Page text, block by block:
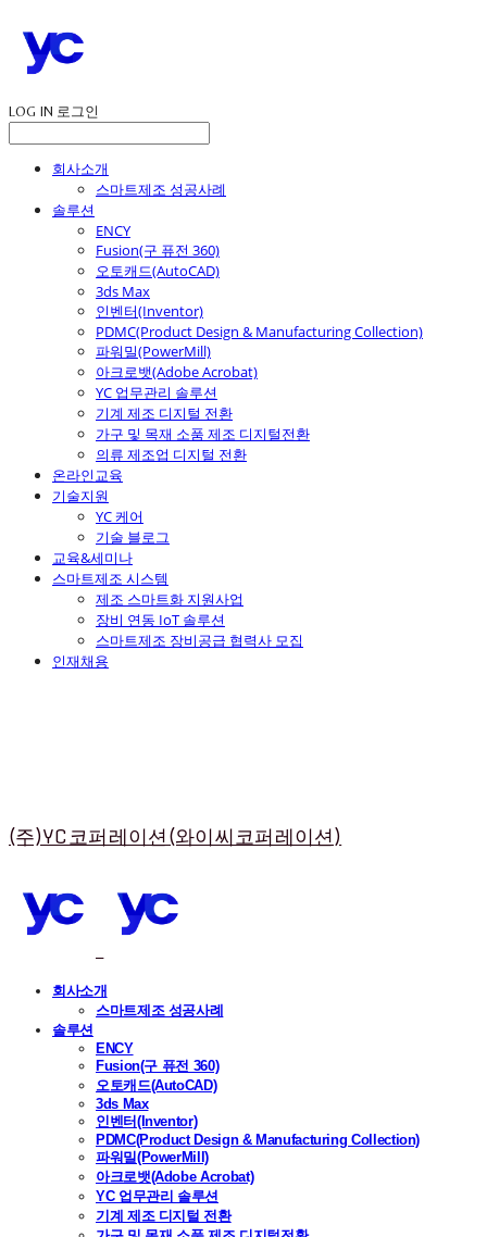
LOG IN 로그인
회사소개
스마트제조 성공사례
솔루션
ENCY
Fusion(구 퓨전 360)
오토캐드(AutoCAD)
3ds Max
인벤터(Inventor)
PDMC(Product Design & Manufacturing Collection)
파워밀(PowerMill)
아크로뱃(Adobe Acrobat)
YC 업무관리 솔루션
기계 제조 디지털 전환
가구 및 목재 소품 제조 디지털전환
의류 제조업 디지털 전환
온라인교육
기술지원
YC 케어
기술 블로그
교육&세미나
스마트제조 시스템
제조 스마트화 지원사업
장비 연동 IoT 솔루션
스마트제조 장비공급 협력사 모집
인재채용
(주)YC코퍼레이션(와이씨코퍼레이션)
회사소개
스마트제조 성공사례
솔루션
ENCY
Fusion(구 퓨전 360)
오토캐드(AutoCAD)
3ds Max
인벤터(Inventor)
PDMC(Product Design & Manufacturing Collection)
파워밀(PowerMill)
아크로뱃(Adobe Acrobat)
YC 업무관리 솔루션
기계 제조 디지털 전환